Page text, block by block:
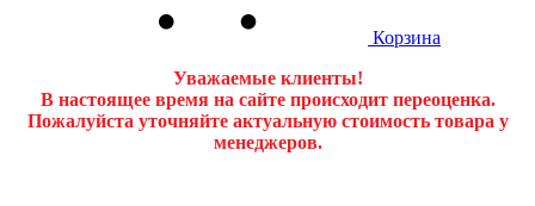
Корзина
Уважаемые клиенты!
В настоящее время на сайте происходит переоценка.
Пожалуйста уточняйте актуальную стоимость товара у
менеджеров.